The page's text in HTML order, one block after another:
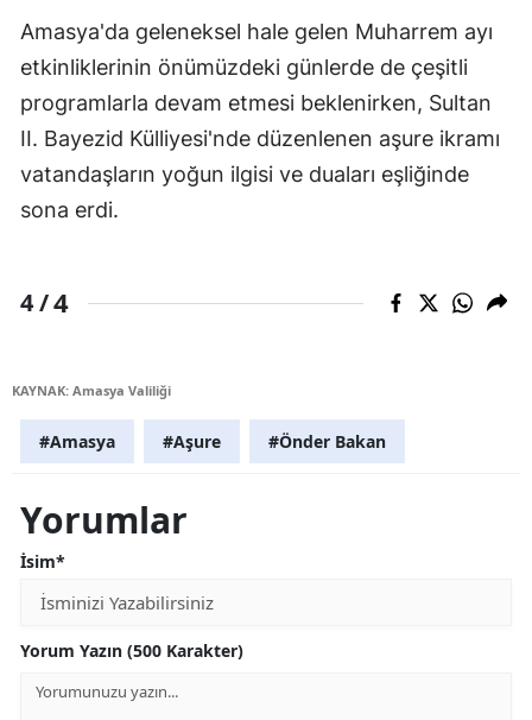
Amasya'da geleneksel hale gelen Muharrem ayı
etkinliklerinin önümüzdeki günlerde de çeşitli
programlarla devam etmesi beklenirken, Sultan
II. Bayezid Külliyesi'nde düzenlenen aşure ikramı
vatandaşların yoğun ilgisi ve duaları eşliğinde
sona erdi.
4 /4
KAYNAK: Amasya Valiliği
#Amasya #Aşure #Önder Bakan
Yorumlar
İsim*
Yorum Yazın (500 Karakter)